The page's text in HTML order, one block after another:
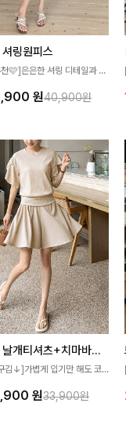
링원피스
🩷]은은한 셔링 디테일과 퍼
스🤍 허리 스모크 밴딩이 슬
원40,900원
헨틴링클 날개티셔츠+치마바지SET
김↓]가볍게 입기만 해도 코
날개 소매가 우아한 포인트
원33,900원